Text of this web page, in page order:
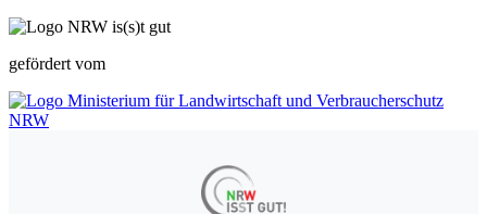
gefördert vom